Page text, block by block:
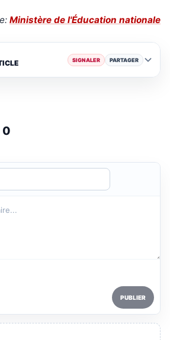
Ministère de l'Éducation nationale
SIGNALER PARTAGER
0
PUBLIER